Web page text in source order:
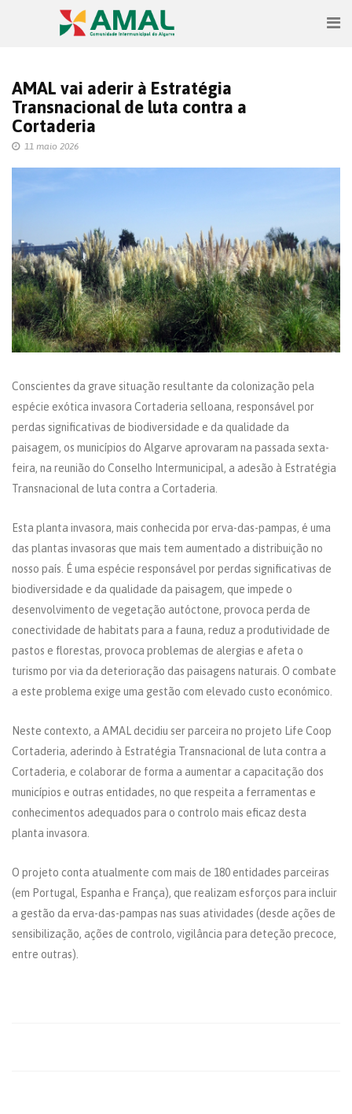
AMAL vai aderir à Estratégia
Transnacional de luta contra a
Cortaderia
11 maio 2026
Conscientes da grave situação resultante da colonização pela
espécie exótica invasora Cortaderia selloana, responsável por
perdas significativas de biodiversidade e da qualidade da
paisagem, os municípios do Algarve aprovaram na passada sexta-
feira, na reunião do Conselho Intermunicipal, a adesão à Estratégia
Transnacional de luta contra a Cortaderia.
Esta planta invasora, mais conhecida por erva-das-pampas, é uma
das plantas invasoras que mais tem aumentado a distribuição no
nosso país. É uma espécie responsável por perdas significativas de
biodiversidade e da qualidade da paisagem, que impede o
desenvolvimento de vegetação autóctone, provoca perda de
conectividade de habitats para a fauna, reduz a produtividade de
pastos e florestas, provoca problemas de alergias e afeta o
turismo por via da deterioração das paisagens naturais. O combate
a este problema exige uma gestão com elevado custo económico.
Neste contexto, a AMAL decidiu ser parceira no projeto Life Coop
Cortaderia, aderindo à Estratégia Transnacional de luta contra a
Cortaderia, e colaborar de forma a aumentar a capacitação dos
municípios e outras entidades, no que respeita a ferramentas e
conhecimentos adequados para o controlo mais eficaz desta
planta invasora.
O projeto conta atualmente com mais de 180 entidades parceiras
(em Portugal, Espanha e França), que realizam esforços para incluir
a gestão da erva-das-pampas nas suas atividades (desde ações de
sensibilização, ações de controlo, vigilância para deteção precoce,
entre outras).